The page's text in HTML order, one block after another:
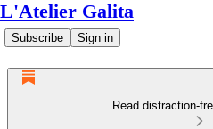
L'Atelier Galita
Subscribe Sign in
Read distraction-